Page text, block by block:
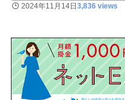
2024年11月14日3,836 views